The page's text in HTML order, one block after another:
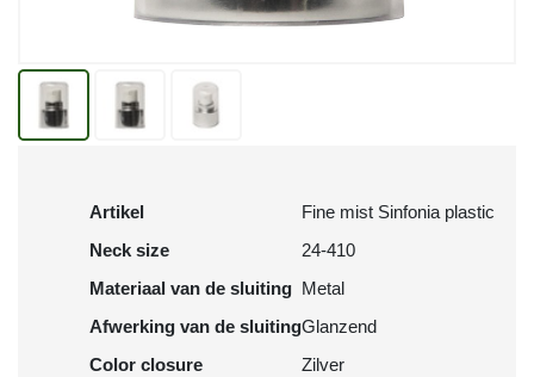
Artikel
Fine mist Sinfonia plastic
Neck size
24-410
Materiaal van de sluiting Metal
Afwerking van de sluitingGlanzend
Color closure
Zilver